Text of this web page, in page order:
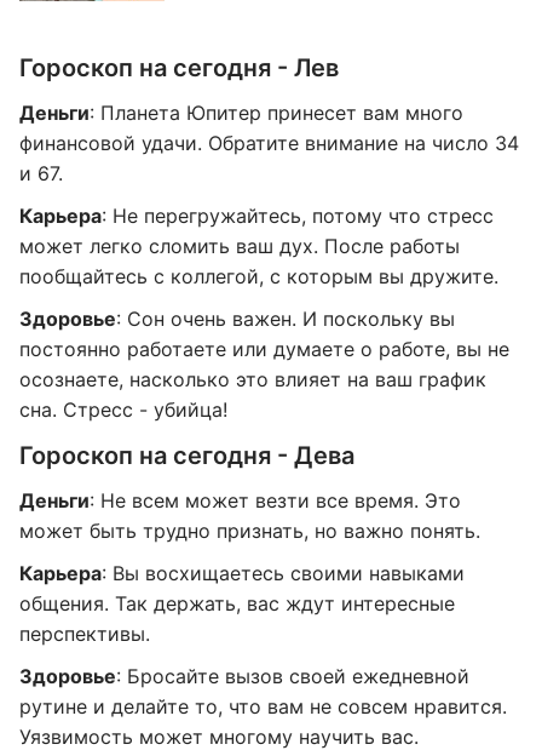
Гороскоп на сегодня - Лев
Деньги: Планета Юпитер принесет вам много
финансовой удачи. Обратите внимание на число 34
и 67.
Карьера: Не перегружайтесь, потому что стресс
может легко сломить ваш дух. После работы
пообщайтесь с коллегой, с которым вы дружите.
Здоровье: Сон очень важен. И поскольку вы
постоянно работаете или думаете о работе, вы не
осознаете, насколько это влияет на ваш график
сна. Стресс - убийца!
Гороскоп на сегодня - Дева
Деньги: Не всем может везти все время. Это
может быть трудно признать, но важно понять.
Карьера: Вы восхищаетесь своими навыками
общения. Так держать, вас ждут интересные
перспективы.
Здоровье: Бросайте вызов своей ежедневной
рутине и делайте то, что вам не совсем нравится.
Уязвимость может многому научить вас.